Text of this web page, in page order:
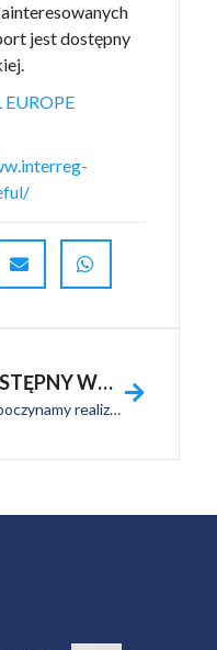
jest dostępny
NASTĘPNY WPIS
Rozpoczynamy realizację projektu!